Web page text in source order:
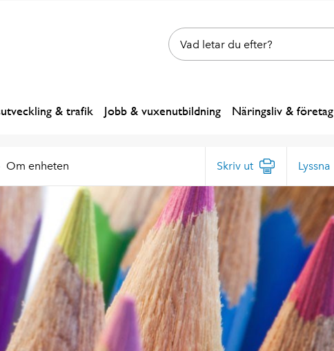
& trafik Jobb & vuxenutbildning Näringsliv & företag
Om enheten Skriv ut Lyssna